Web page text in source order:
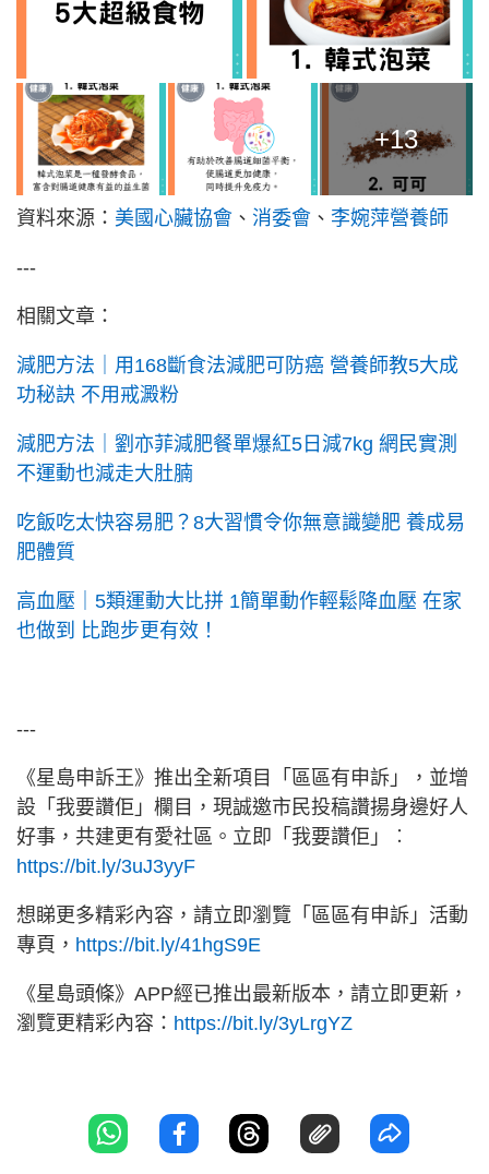
+13
資料來源： 美國心臟協會 、 消委會 、 李婉萍營養師
---
相關文章：
減肥方法｜用168斷食法減肥可防癌 營養師教5大成
功秘訣 不用戒澱粉
減肥方法｜劉亦菲減肥餐單爆紅5日減7kg 網民實測
不運動也減走大肚腩
吃飯吃太快容易肥？8大習慣令你無意識變肥 養成易
肥體質
高血壓｜5類運動大比拼 1簡單動作輕鬆降血壓 在家
也做到 比跑步更有效！
---
《星島申訴王》推出全新項目「區區有申訴」，並增
設「我要讚佢」欄目，現誠邀市民投稿讚揚身邊好人
好事，共建更有愛社區。立即「我要讚佢」︰
https://bit.ly/3uJ3yyF
想睇更多精彩內容，請立即瀏覽「區區有申訴」活動
專頁， https://bit.ly/41hgS9E
《星島頭條》APP經已推出最新版本，請立即更新，
瀏覽更精彩內容： https://bit.ly/3yLrgYZ